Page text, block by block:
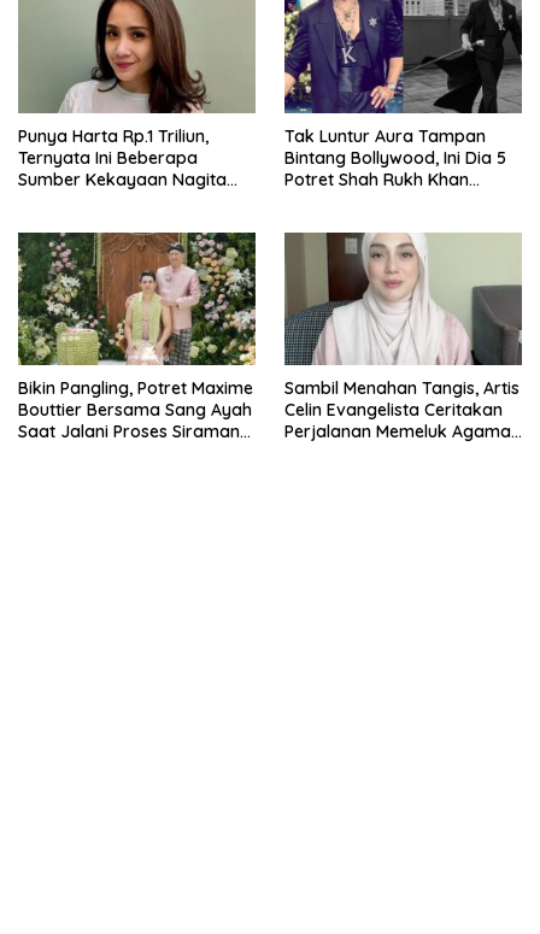
Punya Harta Rp.1 Triliun,
Ternyata Ini Beberapa
Sumber Kekayaan Nagita
Tak Luntur Aura Tampan
Bintang Bollywood, Ini Dia 5
Potret Shah Rukh Khan
Bikin Pangling, Potret Maxime
Bouttier Bersama Sang Ayah
Saat Jalani Proses Siraman
Sambil Menahan Tangis, Artis
Celin Evangelista Ceritakan
Perjalanan Memeluk Agama